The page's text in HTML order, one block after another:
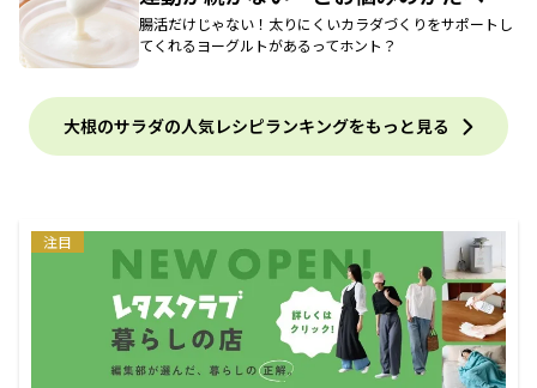
腸活だけじゃない！太りにくいカラダづくりをサポートし
てくれるヨーグルトがあるってホント？
大根のサラダの人気レシピランキングをもっと見る
注目